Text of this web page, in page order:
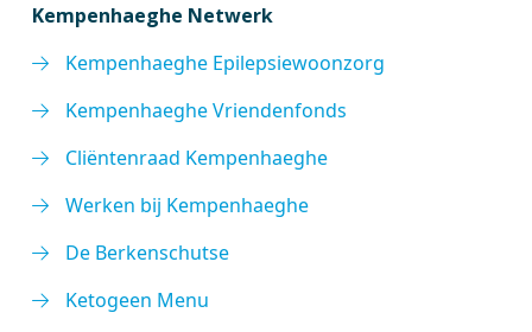
Kempenhaeghe Netwerk
Kempenhaeghe Epilepsiewoonzorg
Kempenhaeghe Vriendenfonds
Cliëntenraad Kempenhaeghe
Werken bij Kempenhaeghe
De Berkenschutse
Ketogeen Menu